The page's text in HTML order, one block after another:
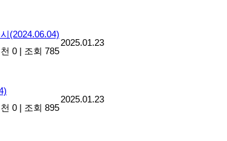
(2024.06.04)
0 | 조회 785
2025.01.23
0 | 조회 895
2025.01.23